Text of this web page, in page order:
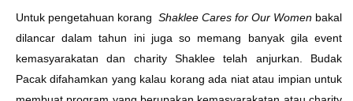
Untuk pengetahuan korang Shaklee Cares for Our Women bakal
dilancar dalam tahun ini juga so memang banyak gila event
kemasyarakatan dan charity Shaklee telah anjurkan. Budak
Pacak difahamkan yang kalau korang ada niat atau impian untuk